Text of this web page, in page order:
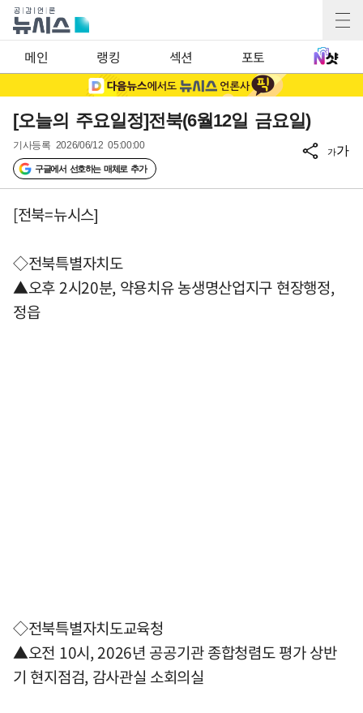
메인 랭킹 섹션 포토
[오늘의 주요일정]전북(6월12일 금요일)
기사등록 2026/06/12 05:00:00
구글에서 선호하는 매체로 추가
가가
[전북=뉴시스]
◇전북특별자치도
▲오후 2시20분, 약용치유 농생명산업지구 현장행정,
정읍
◇전북특별자치도교육청
▲오전 10시, 2026년 공공기관 종합청렴도 평가 상반
기 현지점검, 감사관실 소회의실